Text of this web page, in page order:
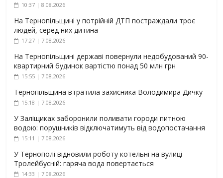
10:37 | 8.08.2026
На Тернопільщині у потрійній ДТП постраждали троє
людей, серед них дитина
17:27 | 7.08.2026
На Тернопільщині державі повернули недобудований 90-
квартирний будинок вартістю понад 50 млн грн
15:55 | 7.08.2026
Тернопільщина втратила захисника Володимира Дичку
15:18 | 7.08.2026
У Заліщиках заборонили поливати городи питною
водою: порушників відключатимуть від водопостачання
15:11 | 7.08.2026
У Тернополі відновили роботу котельні на вулиці
Тролейбусній: гаряча вода повертається
14:33 | 7.08.2026